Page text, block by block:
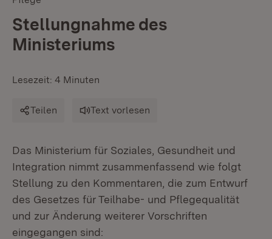
Stellungnahme des
Ministeriums
Lesezeit: 4 Minuten
Teilen Text vorlesen
Das Ministerium für Soziales, Gesundheit und
Integration nimmt zusammenfassend wie folgt
Stellung zu den Kommentaren, die zum Entwurf
des Gesetzes für Teilhabe- und Pflegequalität
und zur Änderung weiterer Vorschriften
eingegangen sind: